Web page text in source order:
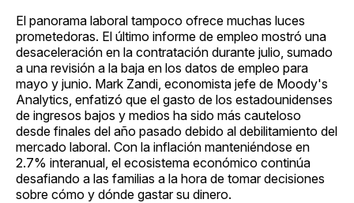
El panorama laboral tampoco ofrece muchas luces
prometedoras. El último informe de empleo mostró una
desaceleración en la contratación durante julio, sumado
a una revisión a la baja en los datos de empleo para
mayo y junio. Mark Zandi, economista jefe de Moody's
Analytics, enfatizó que el gasto de los estadounidenses
de ingresos bajos y medios ha sido más cauteloso
desde finales del año pasado debido al debilitamiento del
mercado laboral. Con la inflación manteniéndose en
2.7% interanual, el ecosistema económico continúa
desafiando a las familias a la hora de tomar decisiones
sobre cómo y dónde gastar su dinero.